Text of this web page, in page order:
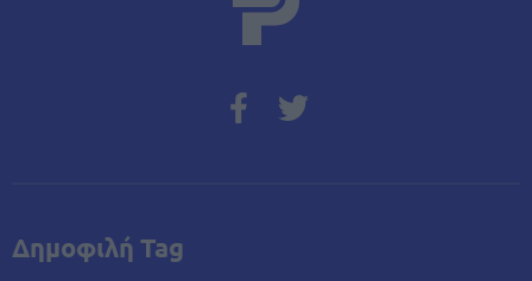
Δημοφιλή Tag